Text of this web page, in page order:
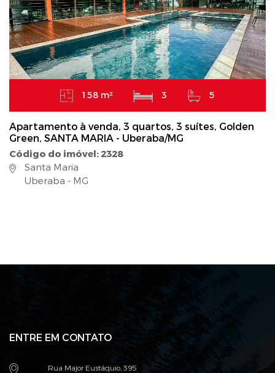
158 m² 3 5
Apartamento à venda, 3 quartos, 3 suítes, Golden
Green, SANTA MARIA - Uberaba/MG
Código do imóvel: 2328
Santa Maria
Uberaba - MG
ENTRE EM CONTATO
Rua Major Eustáquio, 395